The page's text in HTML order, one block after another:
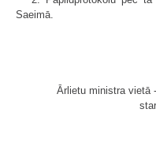
Saeimā.
Ārlietu ministra vietā